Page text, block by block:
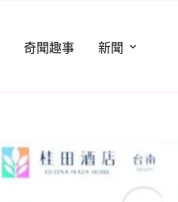
奇聞趣事 新聞